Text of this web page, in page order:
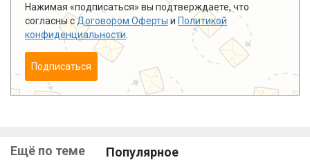
Нажимая «подписаться» вы подтверждаете, что
согласны сДоговором Оферты и Политикой
конфиденциальности
Подписаться
Ещё по теме Популярное